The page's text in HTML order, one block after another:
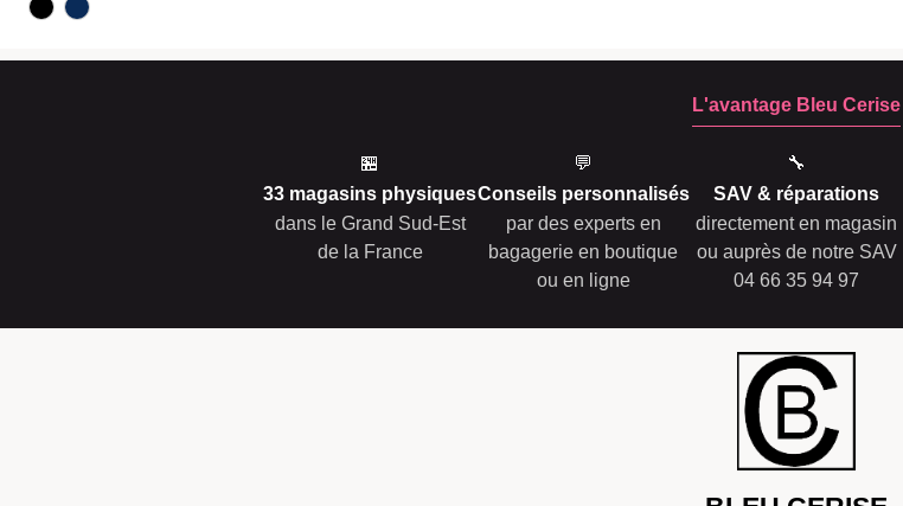
L'avantage Bleu Cerise
🏪
33 magasins physiques
dans le Grand Sud-Est
de la France
💬
Conseils personnalisés
par des experts en
bagagerie en boutique
ou en ligne
🔧
SAV & réparations
directement en magasin
ou auprès de notre SAV
04 66 35 94 97